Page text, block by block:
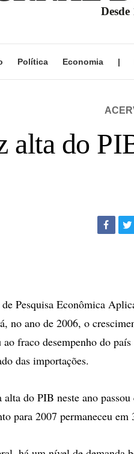
Desde
Política Economia |
alta do
Pesquisa Econômica
no ano de 2006, o
ao fraco desempenho do
das importações.
do PIB neste ano
para 2007 permaneceu em